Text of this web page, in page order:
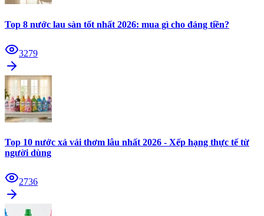
Top 8 nước lau sàn tốt nhất 2026: mua gì cho đáng tiền?
3279
Top 10 nước xả vải thơm lâu nhất 2026 - Xếp hạng thực tế từ
người dùng
2736